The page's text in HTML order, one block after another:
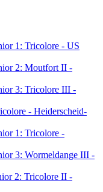
1: Tricolore - US
2: Moutfort II -
3: Tricolore III -
- Heiderscheid-
1: Tricolore -
3: Wormeldange III -
2: Tricolore II -